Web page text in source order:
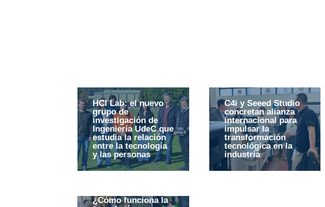
HCI Lab: el nuevo
grupo de
investigación de
Ingeniería UdeC que
estudia la relación
entre la tecnología
y las personas
C4i y Seeed Studio
concretan alianza
internacional para
impulsar la
transformación
tecnológica en la
industria
¿Cómo funciona la